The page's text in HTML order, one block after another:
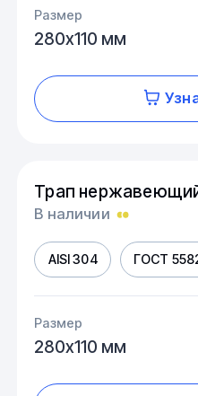
Размер
280х110 мм
Трап
В наличии
AISI 304 ГОСТ
Размер
280х110 мм